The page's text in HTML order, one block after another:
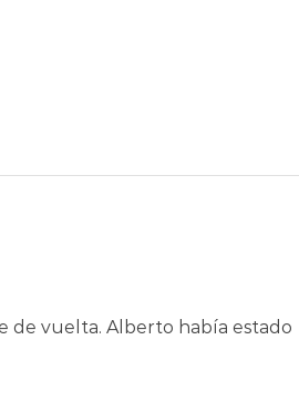
de vuelta. Alberto había estado